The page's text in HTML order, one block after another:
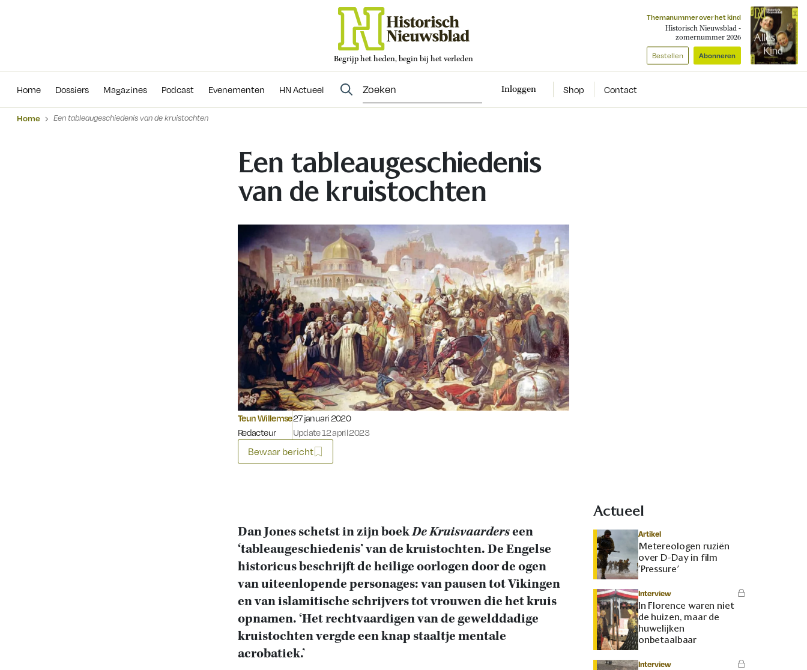
Begrijp het heden, begin bij het verleden
Themanummer over het kind
Historisch Nieuwsblad -
zomernummer 2026
Bestellen Abonneren
Home Dossiers Magazines Podcast Evenementen HN Actueel Inloggen Shop Contact
Evenementen
Home Een tableaugeschiedenis van de kruistochten
Een tableaugeschiedenis
van de kruistochten
Teun Willemse
Redacteur
Gepubliceerd op:
27 januari 2020
Update 12 april 2023
Bewaar bericht
Dan Jones schetst in zijn boekDe Kruisvaarderseen
‘tableaugeschiedenis’ van de kruistochten. De Engelse
historicus beschrijft de heilige oorlogen door de ogen
van uiteenlopende personages: van pausen tot Vikingen
en van islamitische schrijvers tot vrouwen die het kruis
opnamen. ‘Het rechtvaardigen van de gewelddadige
kruistochten vergde een knap staaltje mentale
acrobatiek.’
Actueel
Artikel
Metereologen ruziën
over D-Day in film
‘Pressure’
Interview
In Florence waren niet
de huizen, maar de
huwelijken
onbetaalbaar
Interview